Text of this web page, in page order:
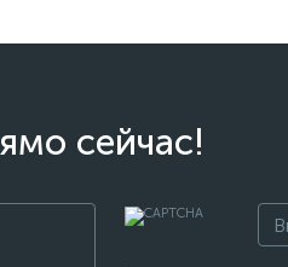
сейчас!